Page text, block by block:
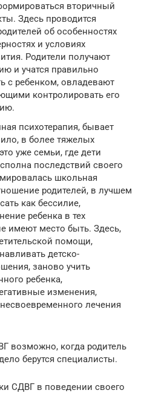
вторичный
Здесь проводится
об особенностях
и условиях
Родители получают
и учатся правильно
с ребенком, овладевают
контролировать его
психотерапия, бывает
в более тяжелых
уже семьи, где дети
последствий своего
школьная
родителей, в лучшем
как бессилие,
ребенка в тех
имеют место быть. Здесь,
помощи,
детско-
заново учить
ребенка,
изменения,
лечения
возможно, когда родитель
берутся специалисты.
СДВГ в поведении своего